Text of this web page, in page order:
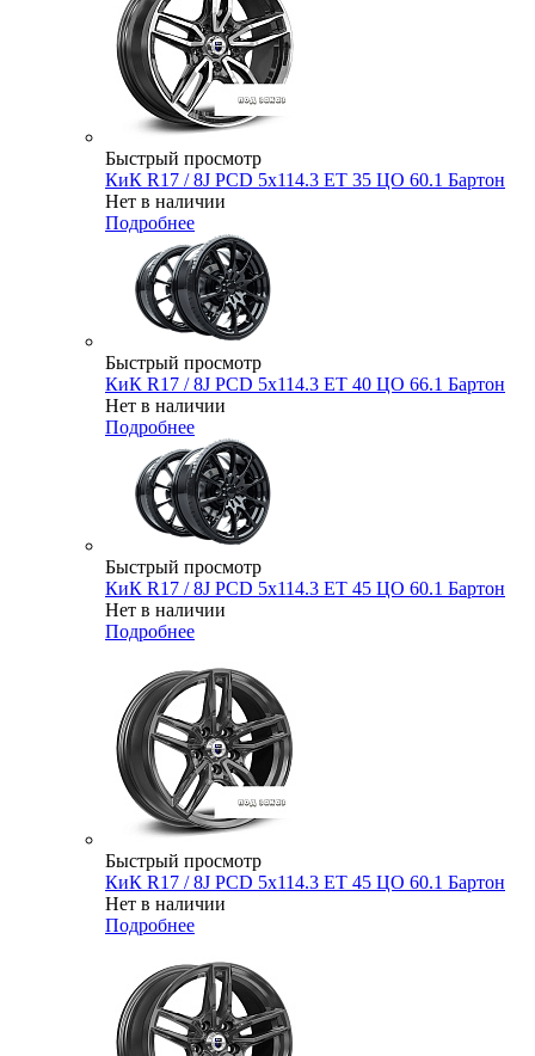
Быстрый просмотр
КиК R17 / 8J PCD 5x114.3 ЕТ 35 ЦО 60.1 Бартон
Нет в наличии
Подробнее
Быстрый просмотр
КиК R17 / 8J PCD 5x114.3 ЕТ 40 ЦО 66.1 Бартон
Нет в наличии
Подробнее
Быстрый просмотр
КиК R17 / 8J PCD 5x114.3 ЕТ 45 ЦО 60.1 Бартон
Нет в наличии
Подробнее
Быстрый просмотр
КиК R17 / 8J PCD 5x114.3 ЕТ 45 ЦО 60.1 Бартон
Нет в наличии
Подробнее